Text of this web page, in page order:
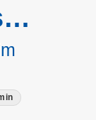
Waldweihnachtsmarkt